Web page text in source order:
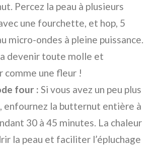
Percez la peau à plusieurs
une fourchette, et hop, 5
micro-ondes à pleine puissance.
devenir toute molle et
comme une fleur !
four : Si vous avez un peu plus
enfournez la butternut entière à
30 à 45 minutes. La chaleur
la peau et faciliter l’épluchage